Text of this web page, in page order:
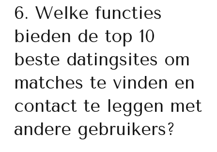
6. Welke functies
bieden de top 10
beste datingsites om
matches te vinden en
contact te leggen met
andere gebruikers?